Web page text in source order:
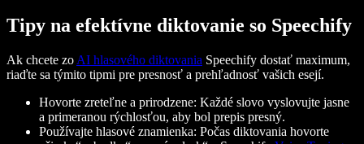
Tipy na efektívne diktovanie so Speechify
Ak chcete zo AI hlasového diktovania Speechify dostať maximum,
riaďte sa týmito tipmi pre presnosť a prehľadnosť vašich esejí.
Hovorte zreteľne a prirodzene: Každé slovo vyslovujte jasne
a primeranou rýchlosťou, aby bol prepis presný.
Používajte hlasové znamienka: Počas diktovania hovorte